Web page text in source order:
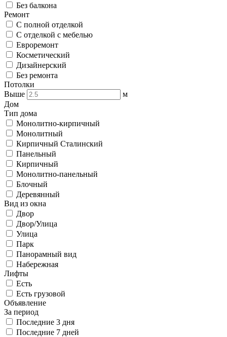
Без балкона
Ремонт
С полной отделкой
С отделкой с мебелью
Евроремонт
Косметический
Дизайнерский
Без ремонта
Потолки
Выше
м
Дом
Тип дома
Монолитно-кирпичный
Монолитный
Кирпичный Сталинский
Панельный
Кирпичный
Монолитно-панельный
Блочный
Деревянный
Вид из окна
Двор
Двор/Улица
Улица
Парк
Панорамный вид
Набережная
Лифты
Есть
Есть грузовой
Объявление
За период
Последние 3 дня
Последние 7 дней